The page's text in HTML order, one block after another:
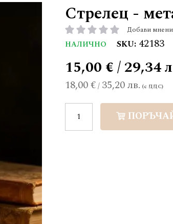
Стрелец -
рейтинг: Добави
НАЛИЧНО SKU 42183
18,00 €/ 35,20 лв.
15,00 € / 29,34